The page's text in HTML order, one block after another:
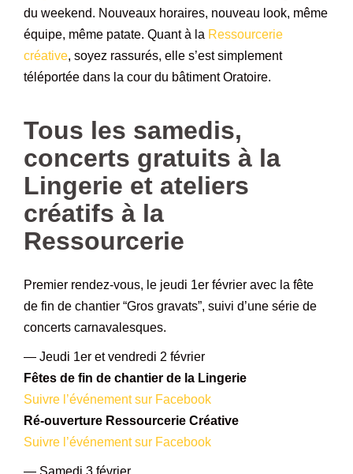
du weekend. Nouveaux horaires, nouveau look, même
équipe, même patate. Quant à la Ressourcerie
créative, soyez rassurés, elle s’est simplement
téléportée dans la cour du bâtiment Oratoire.
Tous les samedis,
concerts gratuits à la
Lingerie et ateliers
créatifs à la
Ressourcerie
Premier rendez-vous, le jeudi 1er février avec la fête
de fin de chantier “Gros gravats”, suivi d’une série de
concerts carnavalesques.
— Jeudi 1er et vendredi 2 février
Fêtes de fin de chantier de la Lingerie
Suivre l’événement sur Facebook
Ré-ouverture Ressourcerie Créative
Suivre l’événement sur Facebook
— Samedi 3 février